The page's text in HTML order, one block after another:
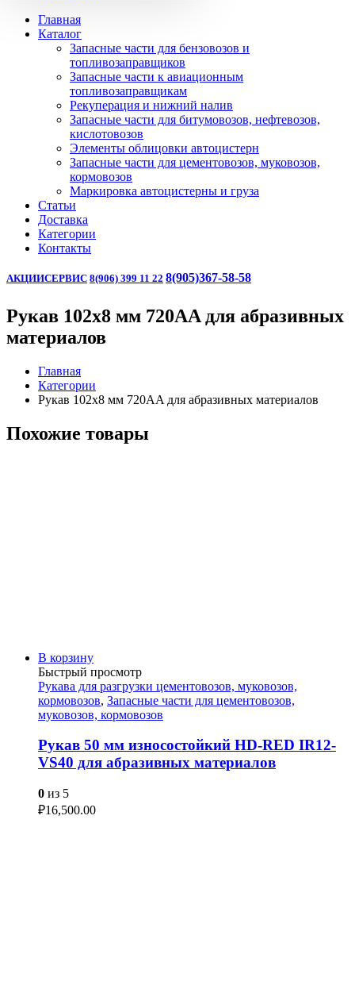
Главная
Каталог
Запасные части для бензовозов и
топливозаправщиков
Запасные части к авиационным
топливозаправщикам
Рекуперация и нижний налив
Запасные части для битумовозов, нефтевозов,
кислотовозов
Элементы облицовки автоцистерн
Запасные части для цементовозов, муковозов,
кормовозов
Маркировка автоцистерны и груза
Статьи
Доставка
Категории
Контакты
АКЦИИСЕРВИС 8(906) 399 11 22 8(905)367-58-58
Рукав 102х8 мм 720AA для абразивных
материалов
Главная
Категории
Рукав 102х8 мм 720AA для абразивных материалов
Похожие товары
В корзину
Быстрый просмотр
Рукава для разгрузки цементовозов, муковозов,
кормовозов, Запасные части для цементовозов,
муковозов, кормовозов
Рукав 50 мм износостойкий HD-RED IR12-
VS40 для абразивных материалов
0 из 5
₽16,500.00